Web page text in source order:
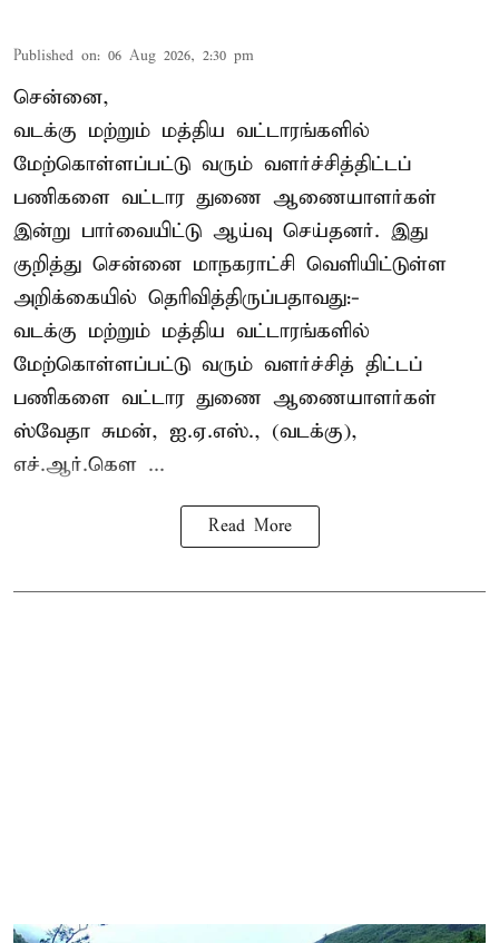
Published on: 06 Aug 2026, 2:30 pm
சென்னை,
வடக்கு மற்றும் மத்திய வட்டாரங்களில்
மேற்கொள்ளப்பட்டு வரும் வளர்ச்சித்திட்டப்
பணிகளை வட்டார துணை ஆணையாளர்கள்
இன்று பார்வையிட்டு ஆய்வு செய்தனர். இது
குறித்து சென்னை மாநகராட்சி வெளியிட்டுள்ள
அறிக்கையில் தெரிவித்திருப்பதாவது:-
வடக்கு மற்றும் மத்திய வட்டாரங்களில்
மேற்கொள்ளப்பட்டு வரும் வளர்ச்சித் திட்டப்
பணிகளை வட்டார துணை ஆணையாளர்கள்
ஸ்வேதா சுமன், ஐ.ஏ.எஸ்., (வடக்கு),
எச்.ஆர்.கௌ ...
Read More